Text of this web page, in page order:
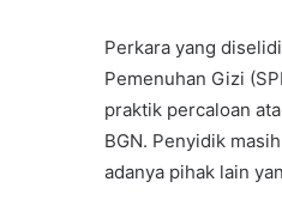
Perkara yang
Pemenuhan Gizi
praktik percaloan
BGN. Penyidik
adanya pihak lain